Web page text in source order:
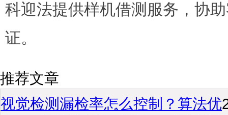
科迎法提供样机借测服务，协
证。
推荐文章
视觉检测漏检率怎么控制？算法优